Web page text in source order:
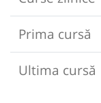
Prima cursă
Ultima cursă